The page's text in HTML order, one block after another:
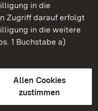
in die
Zugriff darauf erfolgt
in die weitere
1 Buchstabe a)
Allen Cookies
zustimmen
Württemberg